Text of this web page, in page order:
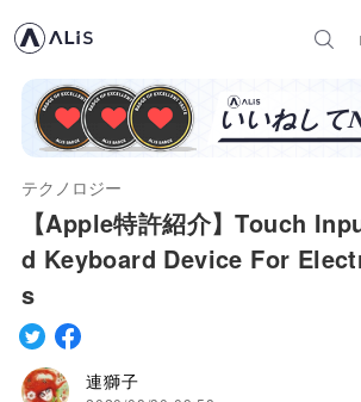
テクノロジー
【Apple特許紹介】Touch
d Keyboard Device For
s
連獅子